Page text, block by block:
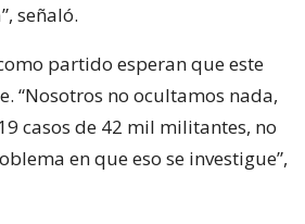
señaló.
partido esperan que este
“Nosotros no ocultamos nada,
casos de 42 mil militantes, no
en que eso se investigue”,